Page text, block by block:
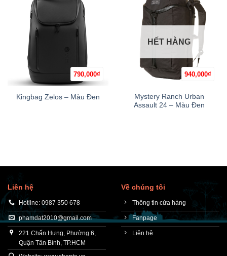
790,000₫
Kingbag Zelos – Màu Đen
940,000₫
HẾT HÀNG
Mystery Ranch Urban
Assault 24 – Màu Đen
Liên hệ
Hotline: 0987 350 678
phamdat2010@gmail.com
221 Chấn Hưng, Phường 6,
Quận Tân Bình, TP.HCM
Về chúng tôi
Thông tin cửa hàng
Fanpage
Liên hệ